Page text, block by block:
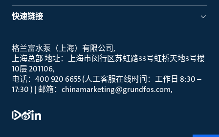
快速链接
格兰富水泵（上海）有限公司
上海总部 地址：上海市闵行区苏虹路33号虹桥天地3号楼
10层 201106
电话：400 920 6655 (人工客服在线时间：工作日 8:30 –
17:30 ) | 邮箱：chinamarketing@grundfos.com